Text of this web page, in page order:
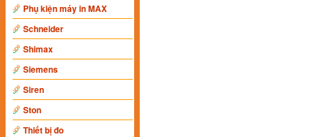
Phụ kiện máy in MAX
Schneider
Shimax
Siemens
Siren
Ston
Thiết bị đo